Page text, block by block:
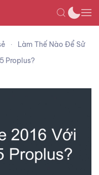
Làm Thế Nào Để Sử
Proplus?